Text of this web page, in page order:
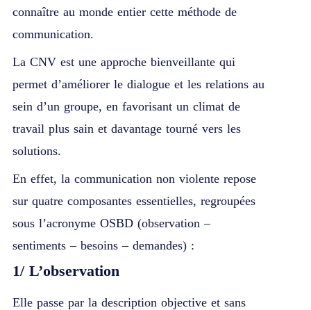
connaître au monde entier cette méthode de
communication.
La CNV est une approche bienveillante qui
permet d’améliorer le dialogue et les relations au
sein d’un groupe, en favorisant un climat de
travail plus sain et davantage tourné vers les
solutions.
En effet, la communication non violente repose
sur quatre composantes essentielles, regroupées
sous l’acronyme OSBD (observation –
sentiments – besoins – demandes) :
1/ L’observation
Elle passe par la description objective et sans